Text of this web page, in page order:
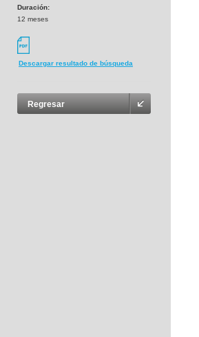
Duración:
12 meses
Descargar resultado de búsqueda
Regresar